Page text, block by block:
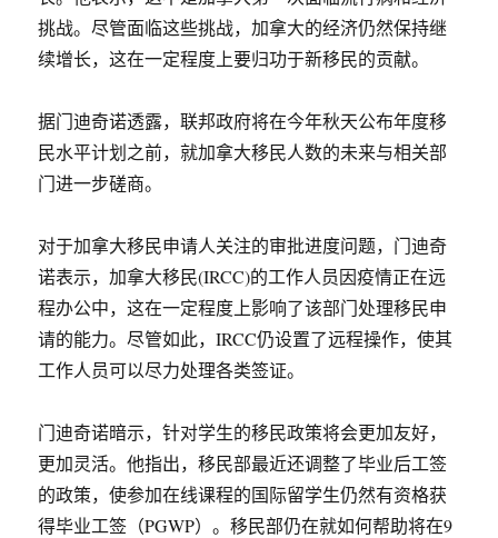
挑战。尽管面临这些挑战，加拿大的经济仍然保持继
续增长，这在一定程度上要归功于新移民的贡献。
据门迪奇诺透露，联邦政府将在今年秋天公布年度移
民水平计划之前，就加拿大移民人数的未来与相关部
门进一步磋商。
对于加拿大移民申请人关注的审批进度问题，门迪奇
诺表示，加拿大移民(IRCC)的工作人员因疫情正在远
程办公中，这在一定程度上影响了该部门处理移民申
请的能力。尽管如此，IRCC仍设置了远程操作，使其
工作人员可以尽力处理各类签证。
门迪奇诺暗示，针对学生的移民政策将会更加友好，
更加灵活。他指出，移民部最近还调整了毕业后工签
的政策，使参加在线课程的国际留学生仍然有资格获
得毕业工签（PGWP）。移民部仍在就如何帮助将在9